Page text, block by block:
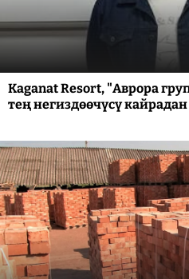
Kaganat Resort, "Аврора
тең негиздөөчүсү